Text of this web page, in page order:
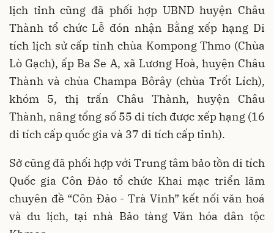
lịch tỉnh cũng đã phối hợp UBND huyện Châu
Thành tổ chức Lễ đón nhận Bằng xếp hạng Di
tích lịch sử cấp tỉnh chùa Kompong Thmo (Chùa
Lò Gạch), ấp Ba Se A, xã Lương Hoà, huyện Châu
Thành và chùa Champa Bôrây (chùa Trốt Lích),
khóm 5, thị trấn Châu Thành, huyện Châu
Thành, nâng tổng số 55 di tích được xếp hạng (16
di tích cấp quốc gia và 37 di tích cấp tỉnh).
Sở cũng đã phối hợp với Trung tâm bảo tồn di tích
Quốc gia Côn Đảo tổ chức Khai mạc triển lãm
chuyên đề “Côn Đảo - Trà Vinh” kết nối văn hoá
và du lịch, tại nhà Bảo tàng Văn hóa dân tộc